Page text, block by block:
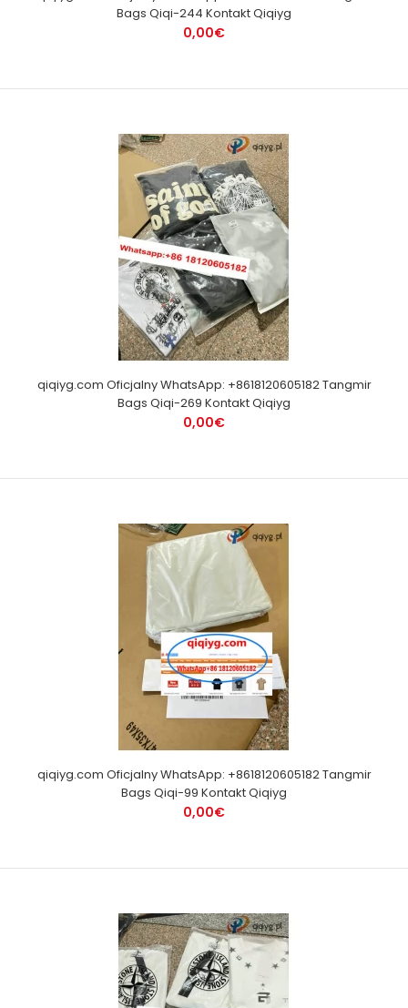
Bags Qiqi-244 Kontakt Qiqiyg
0,00€
qiqiyg.com Oficjalny WhatsApp: +8618120605182 Tangmir
Bags Qiqi-269 Kontakt Qiqiyg
0,00€
qiqiyg.com Oficjalny WhatsApp: +8618120605182 Tangmir
Bags Qiqi-99 Kontakt Qiqiyg
0,00€